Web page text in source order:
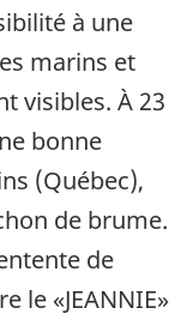
à une
marins et
visibles. À 23
bonne
(Québec),
de brume.
de
le «JEANNIE»